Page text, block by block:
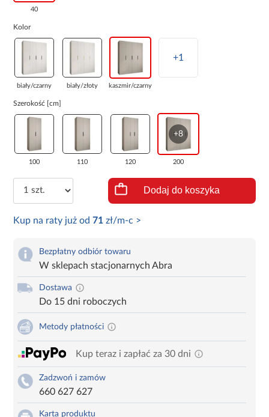
40
Kolor
biały/czarny biały/złoty kaszmir/czarny
+1
Szerokość [cm]
100 110 120
+8
200
Dodaj do koszyka
Kup na raty już od71 zł/m-c >
Bezpłatny odbiór towaru
W sklepach stacjonarnych Abra
Dostawa
Do 15 dni roboczych
Metody płatności
Kup teraz i zapłać za 30 dni
Zadzwoń i zamów
660 627 627
Karta produktu